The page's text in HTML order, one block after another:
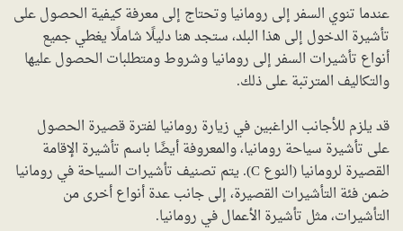
عندما تنوي السفر إلى رومانيا وتحتاج إلى معرفة كيفية الحصول على
تأشيرة الدخول إلى هذا البلد، ستجد هنا دليلًا شاملًا يغطي جميع
أنواع تأشيرات السفر إلى رومانيا وشروط ومتطلبات الحصول عليها
والتكاليف المترتبة على ذلك.
قد يلزم للأجانب الراغبين في زيارة رومانيا لفترة قصيرة الحصول
على تأشيرة سياحة رومانيا، والمعروفة أيضًا باسم تأشيرة الإقامة
القصيرة لرومانيا (النوع C). يتم تصنيف تأشيرات السياحة في رومانيا
ضمن فئة التأشيرات القصيرة، إلى جانب عدة أنواع أخرى من
التأشيرات، مثل تأشيرة الأعمال في رومانيا.